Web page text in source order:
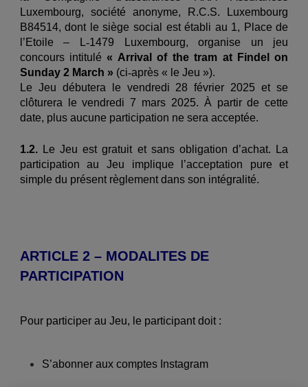
Luxembourg, société anonyme, R.C.S. Luxembourg
B84514, dont le siège social est établi au 1, Place de
l’Etoile – L‐1479 Luxembourg, organise un jeu
concours intitulé« Arrival of the tram at Findel on
Sunday 2 March » (ci‐après « le Jeu »).
Le Jeu débutera le vendredi 28 février 2025 et se
clôturera le vendredi 7 mars 2025. À partir de cette
date, plus aucune participation ne sera acceptée.
1.2. Le Jeu est gratuit et sans obligation d’achat. La
participation au Jeu implique l’acceptation pure et
simple du présent règlement dans son intégralité.
ARTICLE 2 – MODALITES DE
PARTICIPATION
Pour participer au Jeu, le participant doit :
S’abonner aux comptes Instagram